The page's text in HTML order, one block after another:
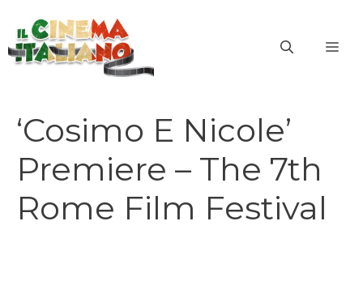
contenuto
‘Cosimo E Nicole’
Premiere – The 7th
Rome Film Festival